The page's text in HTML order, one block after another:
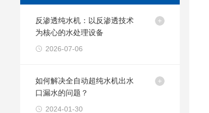
反渗透纯水机：以反渗透技术
为核心的水处理设备
2026-07-06
如何解决全自动超纯水机出水
口漏水的问题？
2024-01-30